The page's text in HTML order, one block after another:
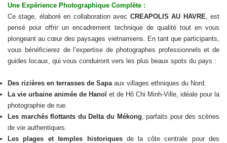
Une Expérience Photographique Complète :
Ce stage, élaboré en collaboration avec CREAPOLIS AU HAVRE , est
pensé pour offrir un encadrement technique de qualité tout en vous
plongeant au cœur des paysages vietnamiens. En tant que participants,
vous bénéficierez de l’expertise de photographes professionnels et de
guides locaux, qui vous conduiront vers les plus beaux spots du pays :
Des rizières en terrasses de Sapa aux villages ethniques du Nord.
La vie urbaine animée de Hanoï et de Hô Chi Minh-Ville, idéale pour la
photographie de rue.
Les marchés flottants du Delta du Mékong , parfaits pour des scènes
de vie authentiques.
Les plages et temples historiquesde la côte centrale pour des